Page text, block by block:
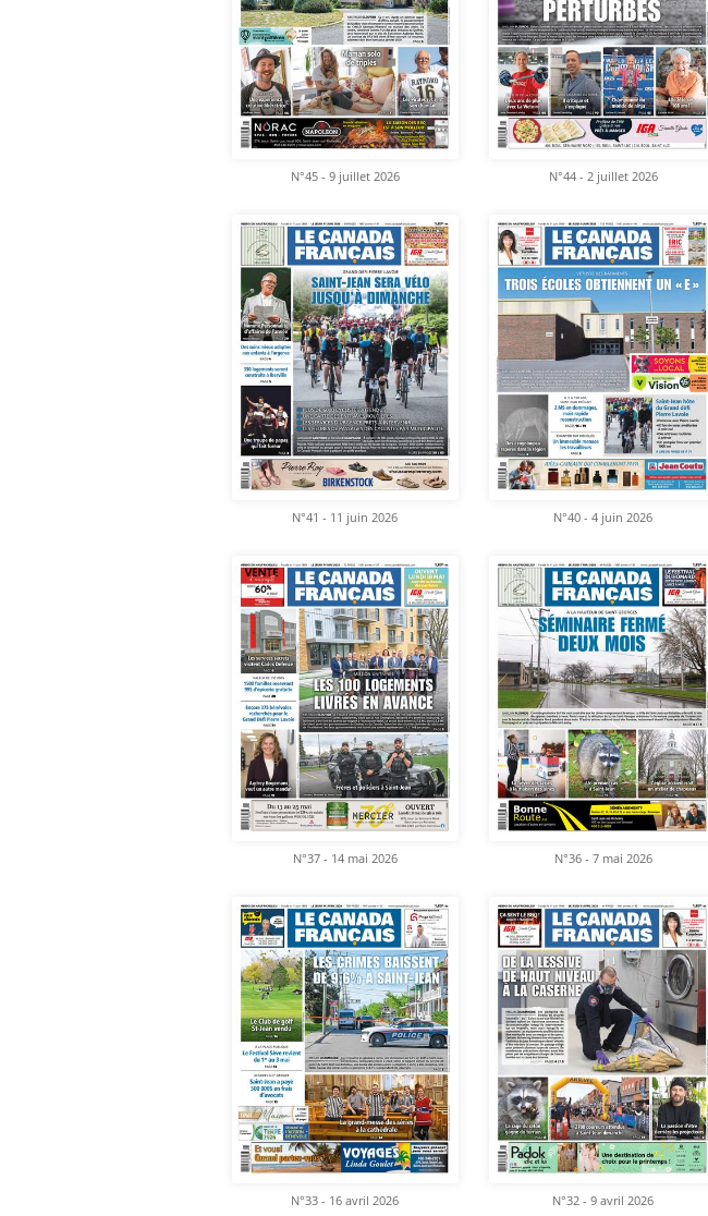
N°45 - 9 juillet 2026 N°44 - 2 juillet 2026
N°41 - 11 juin 2026 N°40 - 4 juin 2026
N°37 - 14 mai 2026 N°36 - 7 mai 2026
N°33 - 16 avril 2026 N°32 - 9 avril 2026